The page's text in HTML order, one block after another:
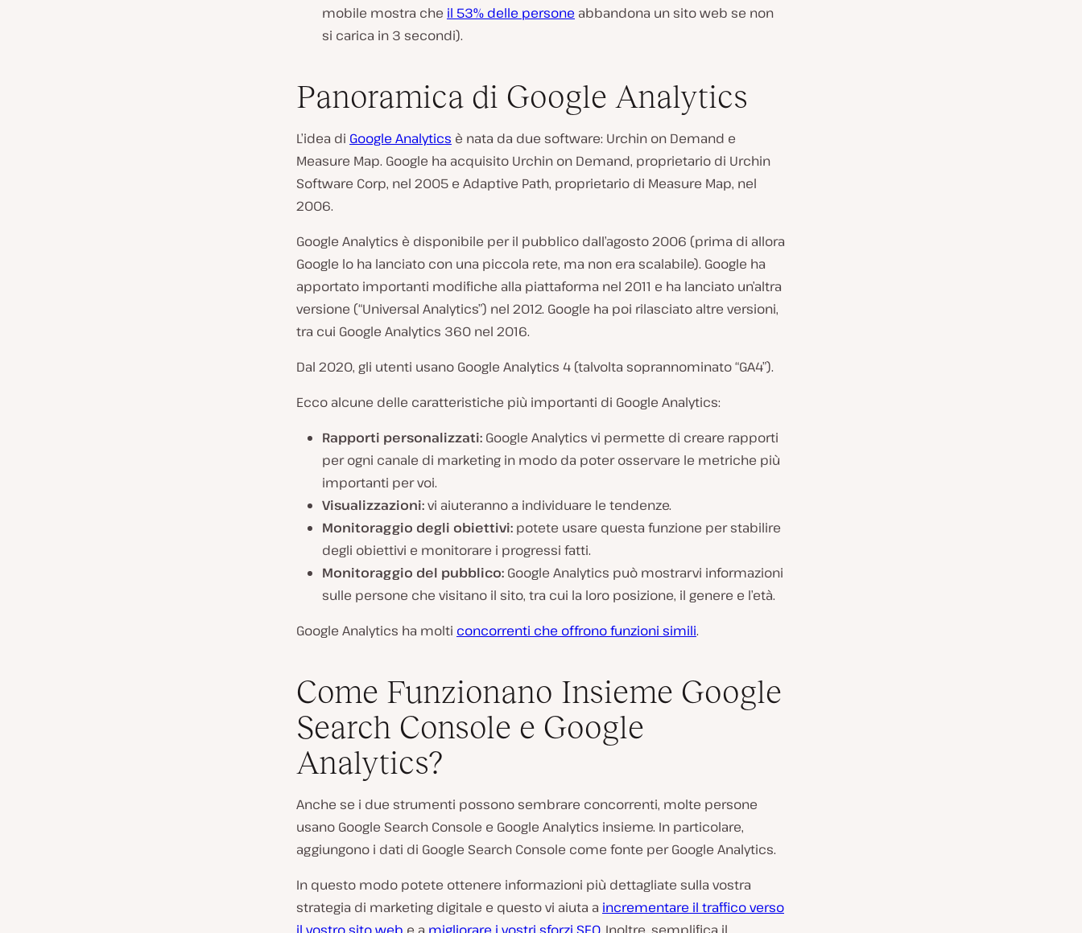
mobile mostra che il 53% delle persone abbandona un sito web se non
si carica in 3 secondi).
Panoramica di Google Analytics
L’idea di Google Analytics è nata da due software: Urchin on Demand e
Measure Map. Google ha acquisito Urchin on Demand, proprietario di Urchin
Software Corp, nel 2005 e Adaptive Path, proprietario di Measure Map, nel
2006.
Google Analytics è disponibile per il pubblico dall’agosto 2006 (prima di allora
Google lo ha lanciato con una piccola rete, ma non era scalabile). Google ha
apportato importanti modifiche alla piattaforma nel 2011 e ha lanciato un’altra
versione (“Universal Analytics”) nel 2012. Google ha poi rilasciato altre versioni,
tra cui Google Analytics 360 nel 2016.
Dal 2020, gli utenti usano Google Analytics 4 (talvolta soprannominato “GA4”).
Ecco alcune delle caratteristiche più importanti di Google Analytics:
Rapporti personalizzati: Google Analytics vi permette di creare rapporti
per ogni canale di marketing in modo da poter osservare le metriche più
importanti per voi.
Visualizzazioni:vi aiuteranno a individuare le tendenze.
Monitoraggio degli obiettivi: potete usare questa funzione per stabilire
degli obiettivi e monitorare i progressi fatti.
Monitoraggio del pubblico: Google Analytics può mostrarvi informazioni
sulle persone che visitano il sito, tra cui la loro posizione, il genere e l’età.
Google Analytics ha molti concorrenti che offrono funzioni simili.
Come Funzionano Insieme Google
Search Console e Google
Analytics?
Anche se i due strumenti possono sembrare concorrenti, molte persone
usano Google Search Console e Google Analytics insieme. In particolare,
aggiungono i dati di Google Search Console come fonte per Google Analytics.
In questo modo potete ottenere informazioni più dettagliate sulla vostra
strategia di marketing digitale e questo vi aiuta a incrementare il traffico verso